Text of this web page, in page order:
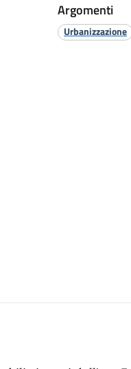
Argomenti
Urbanizzazione